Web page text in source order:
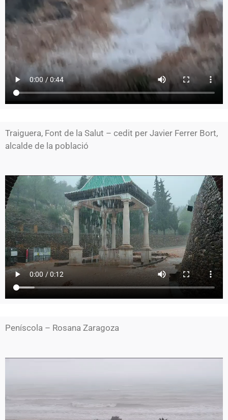
Traiguera, Font de la Salut – cedit per Javier Ferrer Bort,
alcalde de la població
Peníscola – Rosana Zaragoza